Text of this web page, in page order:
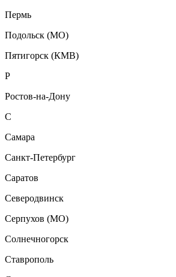
Пермь
Подольск (МО)
Пятигорск (КМВ)
Р
Ростов-на-Дону
С
Самара
Санкт-Петербург
Саратов
Северодвинск
Серпухов (МО)
Солнечногорск
Ставрополь